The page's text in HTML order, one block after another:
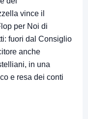
vince il
per Noi di
fuori dal Consiglio
anche
in una
e resa dei conti